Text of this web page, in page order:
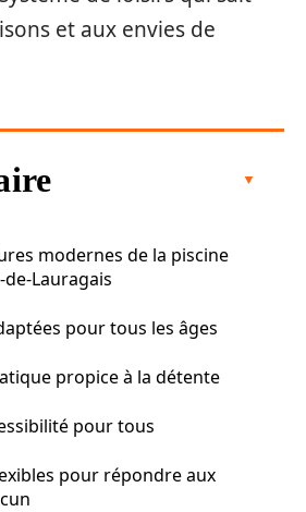
et aux envies de
modernes de la piscine
Lauragais
pour tous les âges
propice à la détente
pour tous
pour répondre aux